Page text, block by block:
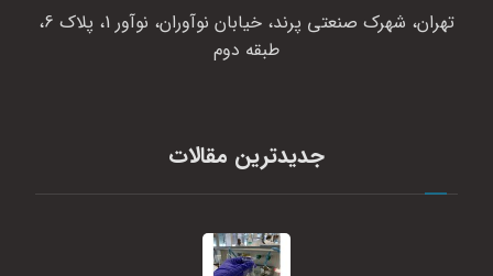
تهران، شهرک صنعتی پرند، خیابان نوآوران، نوآور 1، پلاک 6،
طبقه دوم
جدیدترین مقالات